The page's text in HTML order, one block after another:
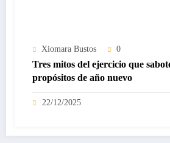
Xiomara Bustos 0
Tres mitos del ejercicio que
propósitos de año nuevo
22/12/2025